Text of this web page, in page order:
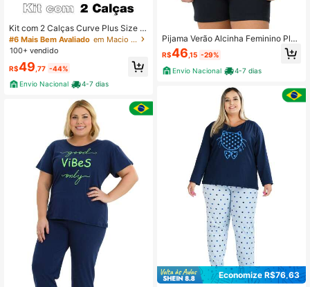
Kit com 2 Calças Curve Plus Size e
m Malha 100% Algodão
#6 Mais Bem Avaliado
em Macio Coortes Plus Size
100+ vendido
R$49 ,77 -44%
Envio Nacional
4-7 dias
Pijama Verão Alcinha Feminino Plus
Size de Algodão Panda
R$46,15 -29%
Envio Nacional
4-7 dias
Economize R$76,63